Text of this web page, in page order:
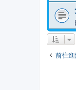
前往進